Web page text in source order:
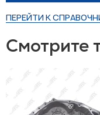
ПЕРЕЙТИ К
Смотрите